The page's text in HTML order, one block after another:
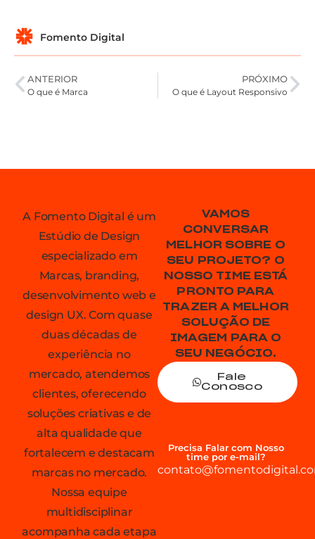
Fomento Digital
ANTERIOR
O que é Marca
PRÓXIMO
O que é Layout Responsivo
A Fomento Digital é um
Estúdio de Design
especializado em
Marcas, branding,
desenvolvimento web e
design UX. Com quase
duas décadas de
experiência no
mercado, atendemos
clientes, oferecendo
soluções criativas e de
alta qualidade que
fortalecem e destacam
marcas no mercado.
Nossa equipe
multidisciplinar
acompanha cada etapa
VAMOS
CONVERSAR
MELHOR SOBRE O
SEU PROJETO? O
NOSSO TIME ESTÁ
PRONTO PARA
TRAZER A MELHOR
SOLUÇÃO DE
IMAGEM PARA O
SEU NEGÓCIO.
Fale
Conosco
Precisa Falar com Nosso
time por e-mail?